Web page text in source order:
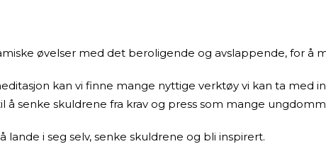
øvelser med det beroligende og avslappende, for å
kan vi finne mange nyttige verktøy vi kan ta med
senke skuldrene fra krav og press som mange
i seg selv, senke skuldrene og bli inspirert.